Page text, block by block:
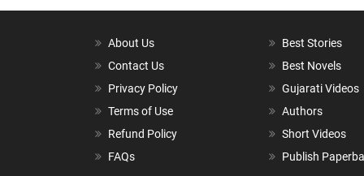
About Us
Contact Us
Privacy Policy
Terms of Use
Refund Policy
FAQs
Best Stories
Best Novels
Gujarati Videos
Authors
Short Videos
Publish